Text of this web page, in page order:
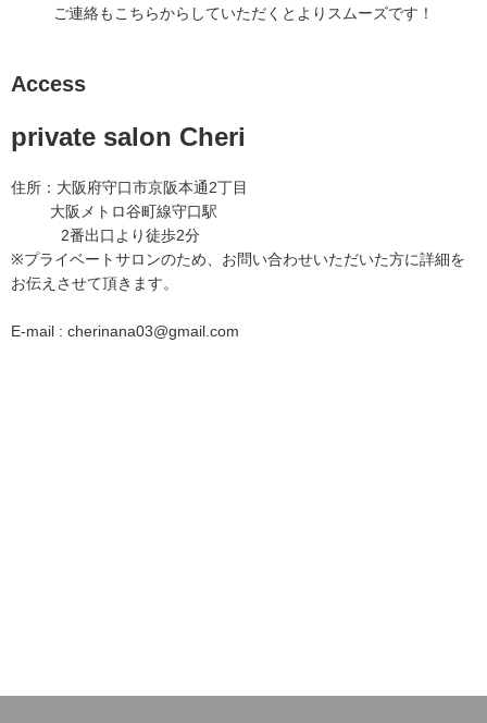
ご連絡もこちらからしていただくとよりスムーズです！
Access
private salon Cheri
住所：大阪府守口市京阪本通2丁目
大阪メトロ谷町線守口駅
2番出口より徒歩2分
※プライベートサロンのため、お問い合わせいただいた方に詳細を
お伝えさせて頂きます。
E-mail : cherinana03@gmail.com